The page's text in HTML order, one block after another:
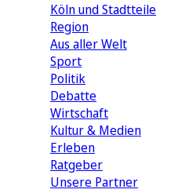
Köln und Stadtteile
Region
Aus aller Welt
Sport
Politik
Debatte
Wirtschaft
Kultur & Medien
Erleben
Ratgeber
Unsere Partner